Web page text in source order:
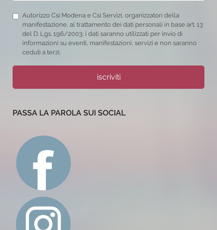
Autorizzo Csi Modena e Csi Servizi, organizzatori della
manifestazione, al trattamento dei dati personali in base art. 13
del D. Lgs. 196/2003; i dati saranno utilizzati per invio di
informazioni su eventi, manifestazioni, servizi e non saranno
ceduti a terzi.
iscriviti
PASSA LA PAROLA SUI SOCIAL